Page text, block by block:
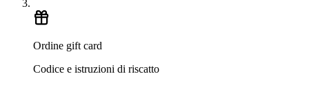
Ordine gift card
Codice e istruzioni di riscatto